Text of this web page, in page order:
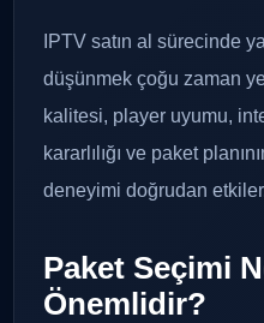
IPTV satın al sürecinde
düşünmek çoğu zaman
kalitesi, player uyumu,
kararlılığı ve paket
deneyimi doğrudan
Paket Seçimi
Önemlidir?